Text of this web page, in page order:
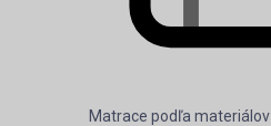
Matrace podľa materiálov